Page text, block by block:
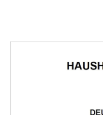
Online-Services